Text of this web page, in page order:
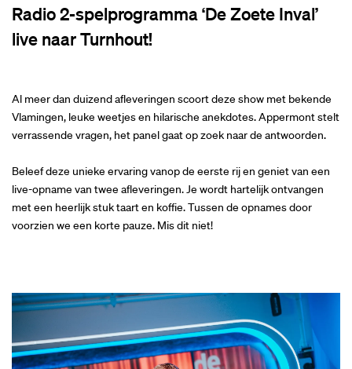
Radio 2-spelprogramma ‘De Zoete Inval’
live naar Turnhout!
Al meer dan duizend afleveringen scoort deze show met bekende
Vlamingen, leuke weetjes en hilarische anekdotes. Appermont stelt
verrassende vragen, het panel gaat op zoek naar de antwoorden.
Beleef deze unieke ervaring vanop de eerste rij en geniet van een
live-opname van twee afleveringen. Je wordt hartelijk ontvangen
met een heerlijk stuk taart en koffie. Tussen de opnames door
voorzien we een korte pauze. Mis dit niet!